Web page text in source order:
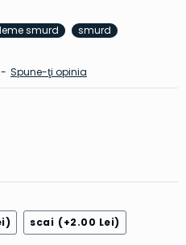
smurd smurd
- Spune-ţi opinia
scai (+2.00 Lei)